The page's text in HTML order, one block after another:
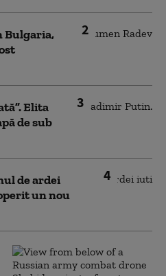
2
Bulgaria,
3
Elita
de sub
4
de ardei
un nou